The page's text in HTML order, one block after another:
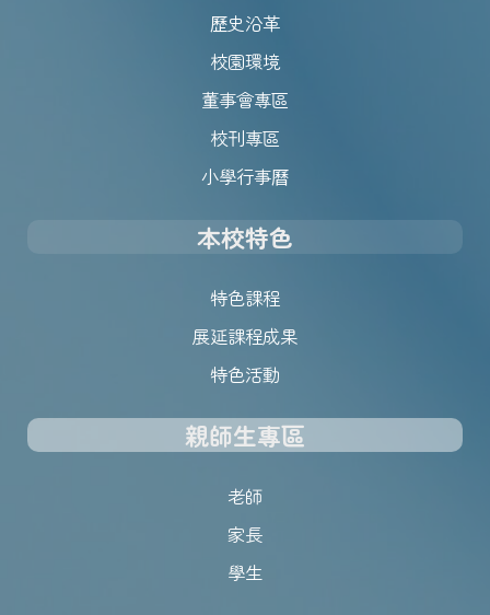
歷史沿革
校園環境
董事會專區
校刊專區
小學行事曆
本校特色
特色課程
展延課程成果
特色活動
親師生專區
老師
家長
學生